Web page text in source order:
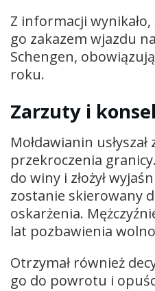
Z informacji wynikało,
go zakazem wjazdu
Schengen,
roku.
Zarzuty i
Mołdawianin
przekroczenia
do winy i złożył
zostanie skierowany
oskarżenia.
lat pozbawienia
Otrzymał również
go do powrotu i